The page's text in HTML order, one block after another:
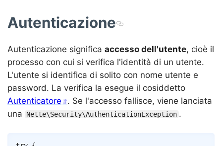
Autenticazione
Autenticazione significa accesso dell'utente, cioè il
processo con cui si verifica l'identità di un utente.
L'utente si identifica di solito con nome utente e
password. La verifica la esegue il cosiddetto
Autenticatore
. Se l'accesso fallisce, viene lanciata
una
Nette\Security\AuthenticationException .